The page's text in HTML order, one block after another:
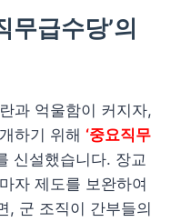
무급수당’의
과 억울함이 커지자,
하기 위해 ‘중요직무
신설했습니다. 장교
자 제도를 보완하여
, 군 조직이 간부들의